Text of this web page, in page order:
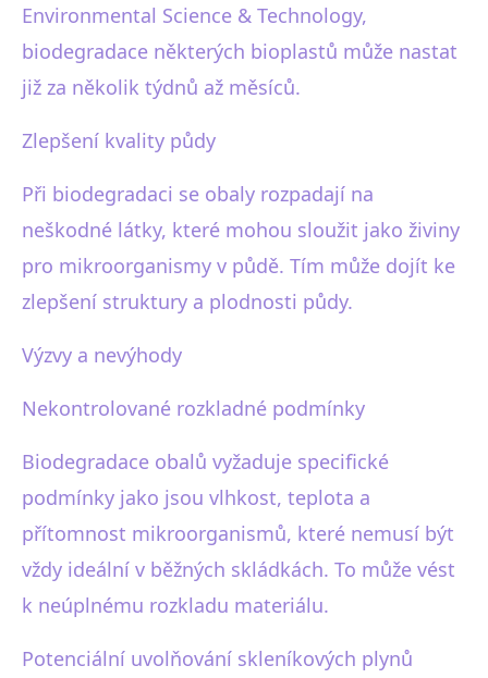
Environmental Science & Technology,
biodegradace některých bioplastů může nastat
již za několik týdnů až měsíců.
Zlepšení kvality půdy
Při biodegradaci se obaly rozpadají na
neškodné látky, které mohou sloužit jako živiny
pro mikroorganismy v půdě. Tím může dojít ke
zlepšení struktury a plodnosti půdy.
Výzvy a nevýhody
Nekontrolované rozkladné podmínky
Biodegradace obalů vyžaduje specifické
podmínky jako jsou vlhkost, teplota a
přítomnost mikroorganismů, které nemusí být
vždy ideální v běžných skládkách. To může vést
k neúplnému rozkladu materiálu.
Potenciální uvolňování skleníkových plynů